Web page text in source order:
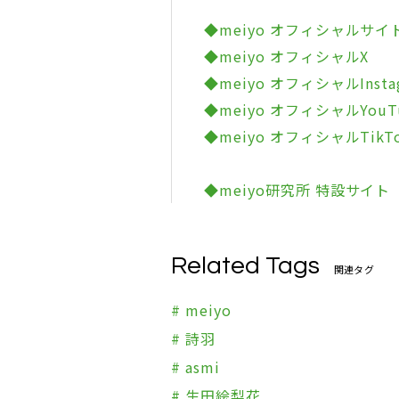
◆meiyo オフィシャルサイ
◆meiyo オフィシャルX
◆meiyo オフィシャル
◆meiyo オフィシャル
◆meiyo オフィシャル
◆meiyo研究所 特設サイト
Related Tags 関連タグ
# meiyo
# 詩羽
# asmi